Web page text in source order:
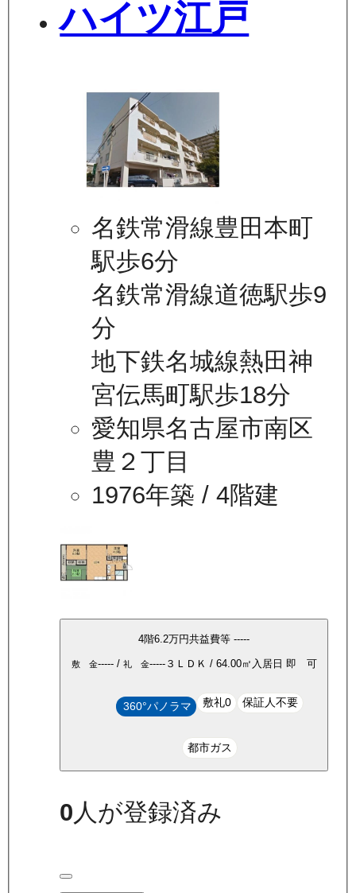
ハイツ江戸
名鉄常滑線豊田本町
駅歩6分
名鉄常滑線道徳駅歩9
分
地下鉄名城線熱田神
宮伝馬町駅歩18分
愛知県名古屋市南区
豊２丁目
1976年築 / 4階建
4階6.2万円共益費等 -----
敷 金-----/ 礼 金-----３ＬＤＫ / 64.00㎡ 入居日 即 可
360°パノラマ 敷礼0 保証人不要
都市ガス
0人が登録済み